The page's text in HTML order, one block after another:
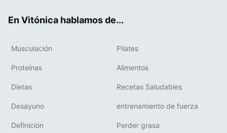
En Vitónica hablamos de...
Musculación Pilates
Proteínas Alimentos
Dietas Recetas Saludables
Desayuno entrenamiento de fuerza
Definición Perder grasa